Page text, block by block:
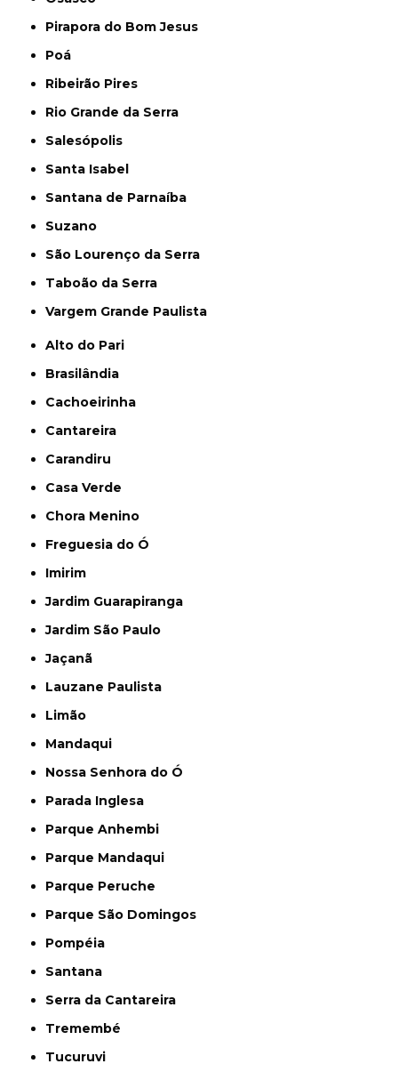
Pirapora do Bom Jesus
Poá
Ribeirão Pires
Rio Grande da Serra
Salesópolis
Santa Isabel
Santana de Parnaíba
Suzano
São Lourenço da Serra
Taboão da Serra
Vargem Grande Paulista
Alto do Pari
Brasilândia
Cachoeirinha
Cantareira
Carandiru
Casa Verde
Chora Menino
Freguesia do Ó
Imirim
Jardim Guarapiranga
Jardim São Paulo
Jaçanã
Lauzane Paulista
Limão
Mandaqui
Nossa Senhora do Ó
Parada Inglesa
Parque Anhembi
Parque Mandaqui
Parque Peruche
Parque São Domingos
Pompéia
Santana
Serra da Cantareira
Tremembé
Tucuruvi